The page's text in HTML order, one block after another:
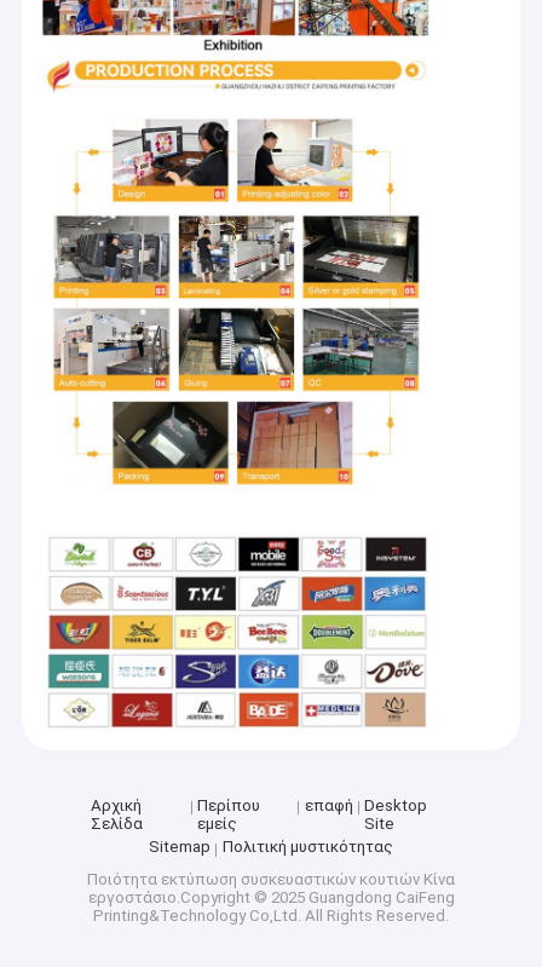
Αρχική
Σελίδα
Περίπου
εμείς
επαφή
Desktop
Site
Sitemap
Πολιτική μυστικότητας
Ποιότητα εκτύπωση συσκευαστικών κουτιών Κίνα
εργοστάσιο.Copyright © 2025 Guangdong CaiFeng
Printing&Technology Co,Ltd. All Rights Reserved.